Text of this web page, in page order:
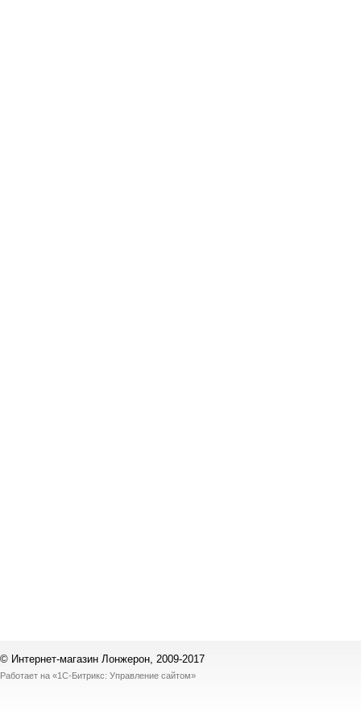
© Интернет-магазин Лонжерон, 2009-2017
Работает на «1С-Битрикс: Управление сайтом»